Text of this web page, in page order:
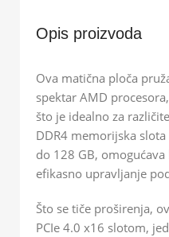
Opis proizvoda
Ova matična ploča
spektar AMD
što je idealno za
DDR4 memorijska
do 128 GB,
efikasno upravljanje
Što se tiče proširenja,
PCIe 4.0 x16 slotom,